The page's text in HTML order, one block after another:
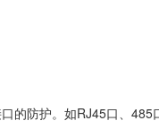
的防护。如RJ45口、485